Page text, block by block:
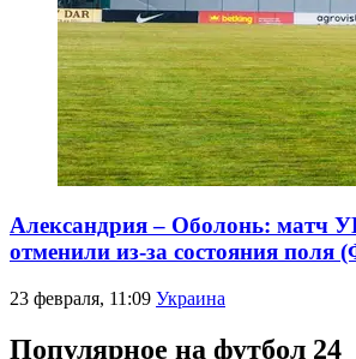
Александрия – Оболонь: матч
отменили из-за состояния
23 февраля, 11:09 Украина
Популярное на футбол 24